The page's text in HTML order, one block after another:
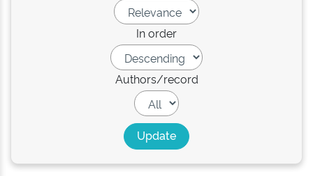
In order
Authors/record